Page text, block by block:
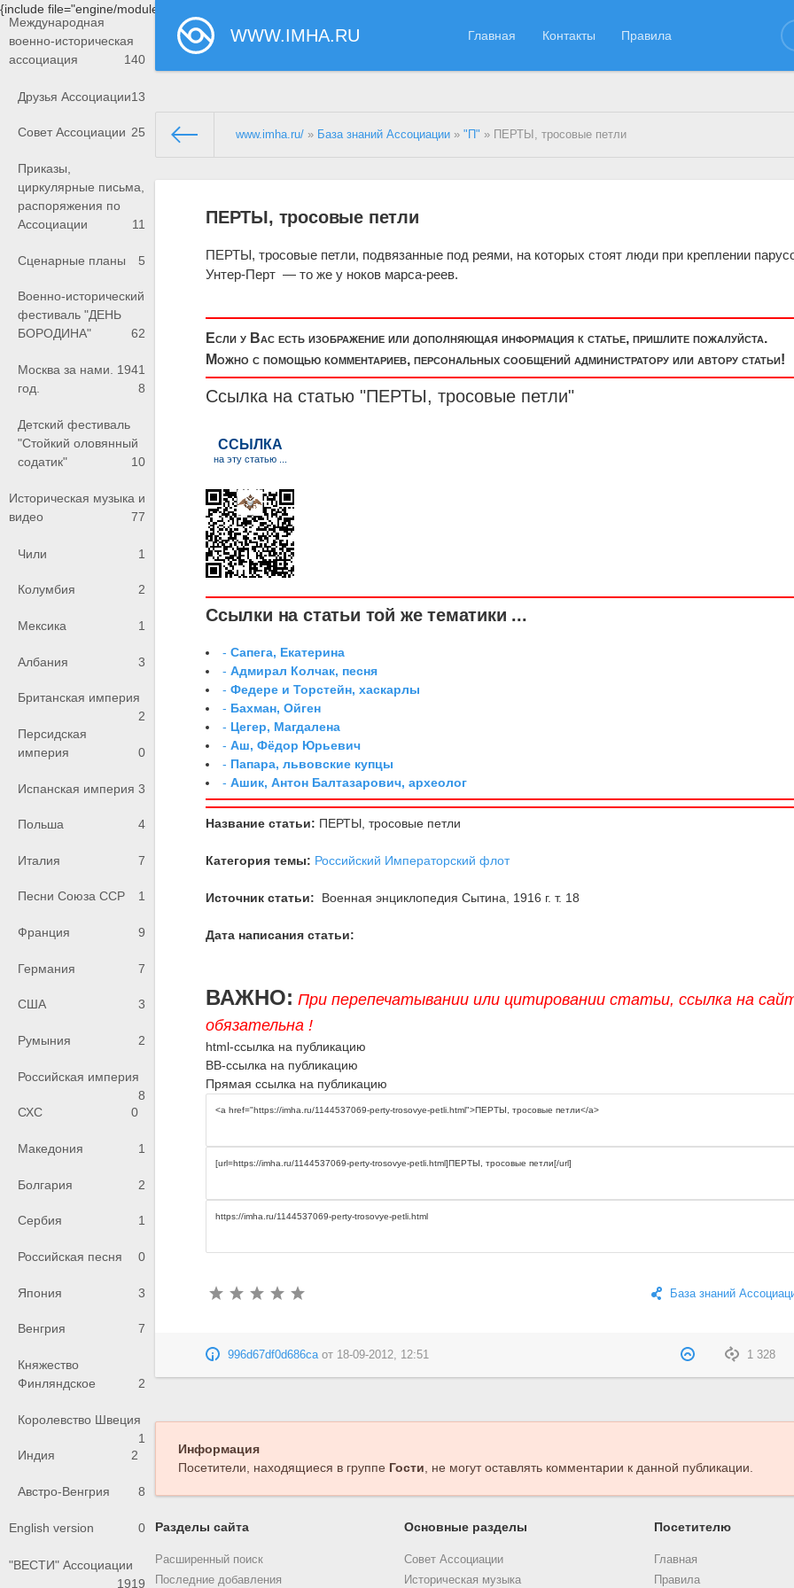
{include file="engine/modules/saperu/head.php"}
WWW.IMHA.RU Главная Контакты Правила
Международная
военно-историческая
ассоциация
140
Друзья Ассоциации13
Совет Ассоциации 25
Приказы,
циркулярные письма,
распоряжения по
Ассоциации
11
Сценарные планы 5
Военно-исторический
фестиваль "ДЕНЬ
БОРОДИНА"
62
Москва за нами. 1941
год.
8
Детский фестиваль
"Стойкий оловянный
содатик"
10
Историческая музыка и
видео
77
Чили 1
Колумбия 2
Мексика 1
Албания 3
Британская империя
2
Персидская
империя
0
Испанская империя 3
Польша 4
Италия 7
Песни Союза ССР 1
Франция 9
Германия 7
США 3
Румыния 2
Российская империя
8
СХС
0
Македония 1
Болгария 2
Сербия 1
Российская песня 0
Япония 3
Венгрия 7
Княжество
Финляндское
2
Королевство Швеция
1
Индия
2
Австро-Венгрия 8
English version 0
"ВЕСТИ" Ассоциации
1919
www.imha.ru/ » База знаний Ассоциации »"П" » ПЕРТЫ, тросовые петли
ПЕРТЫ, тросовые петли
ПЕРТЫ, тросовые петли, подвязанные под реями, на которых стоят люди при креплении
Унтер-Перт — то же у ноков марса-реев.
Если у Вас есть изображение или дополняющая информация к статье, пришлите пожалуйста.
Можно с помощью комментариев, персональных сообщений администратору или автору статьи!
Ссылка на статью "ПЕРТЫ, тросовые петли"
Ссылки на статьи той же тематики ...
-Сапега, Екатерина
-Адмирал Колчак, песня
-Федере и Торстейн, хаскарлы
- Бахман, Ойген
- Цегер, Магдалена
-Аш, Фёдор Юрьевич
- Папара, львовские купцы
-Ашик, Антон Балтазарович, археолог
Название статьи: ПЕРТЫ, тросовые петли
Категория темы: Российский Императорский флот
Источник статьи: Военная энциклопедия Сытина, 1916 г. т. 18
Дата написания статьи:
ВАЖНО: При перепечатывании или цитировании статьи, ссылка на
обязательна !
html-ссылка на публикацию
BB-ссылка на публикацию
Прямая ссылка на публикацию
База знаний
1 328
996d67df0d686caот 18-09-2012, 12:51
Информация
Посетители, находящиеся в группе Гости, не могут оставлять комментарии к данной публикации.
Разделы сайта
Расширенный поиск
Последние добавления
Основные разделы
Совет Ассоциации
Историческая музыка
Посетителю
Главная
Правила